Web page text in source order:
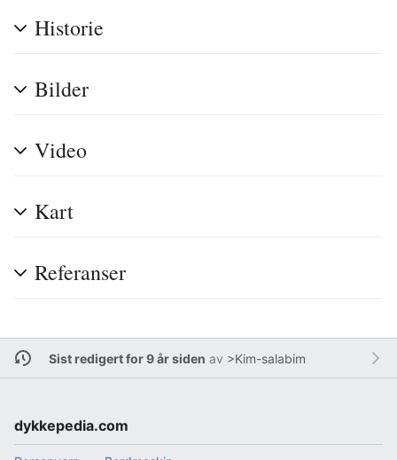
Historie
Bilder
Video
Kart
Referanser
Sist redigert for 9 år siden av >Kim-salabim
dykkepedia.com